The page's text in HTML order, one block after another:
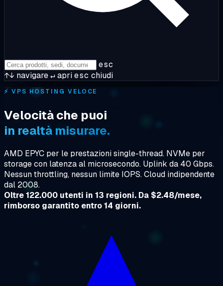
esc
↑↓ navigare↵apriesc chiudi
⚡ VPS HOSTING VELOCE
Velocità che puoi
in realtà misurare.
AMD EPYC per le prestazioni single-thread. NVMe per
storage con latenza al microsecondo. Uplink da 40 Gbps.
Nessun throttling, nessun limite IOPS. Cloud indipendente
dal 2008.
Oltre 122.000 utenti in 13 regioni. Da $2.48/mese,
rimborso garantito entro 14 giorni.